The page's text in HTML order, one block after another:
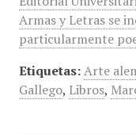
Armas y Letras se
particularmente
Etiquetas: Arte
Gallego, Libros,